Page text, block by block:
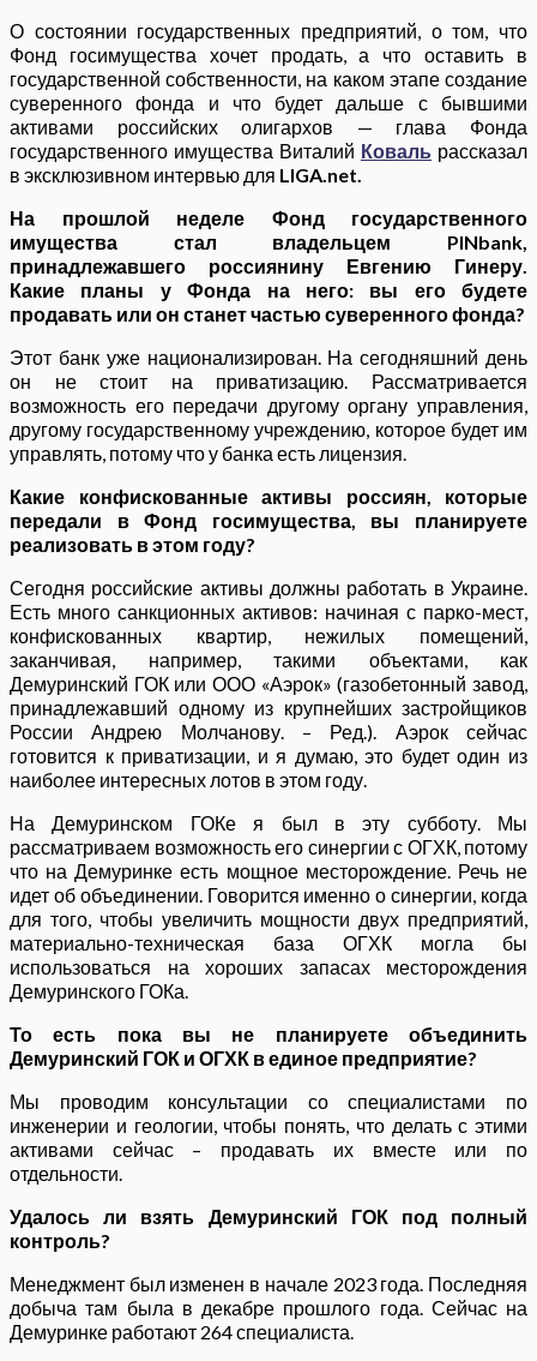
О состоянии государственных предприятий, о том, что
Фонд госимущества хочет продать, а что оставить в
государственной собственности, на каком этапе создание
суверенного фонда и что будет дальше с бывшими
активами российских олигархов — глава Фонда
государственного имущества Виталий Коваль рассказал
в эксклюзивном интервью для LIGA.net.
На прошлой неделе Фонд государственного
имущества стал владельцем PINbank,
принадлежавшего россиянину Евгению Гинеру.
Какие планы у Фонда на него: вы его будете
продавать или он станет частью суверенного фонда?
Этот банк уже национализирован. На сегодняшний день
он не стоит на приватизацию. Рассматривается
возможность его передачи другому органу управления,
другому государственному учреждению, которое будет им
управлять, потому что у банка есть лицензия.
Какие конфискованные активы россиян, которые
передали в Фонд госимущества, вы планируете
реализовать в этом году?
Сегодня российские активы должны работать в Украине.
Есть много санкционных активов: начиная с парко-мест,
конфискованных квартир, нежилых помещений,
заканчивая, например, такими объектами, как
Демуринский ГОК или ООО «Аэрок» (газобетонный завод,
принадлежавший одному из крупнейших застройщиков
России Андрею Молчанову. – Ред.). Аэрок сейчас
готовится к приватизации, и я думаю, это будет один из
наиболее интересных лотов в этом году.
На Демуринском ГОКе я был в эту субботу. Мы
рассматриваем возможность его синергии с ОГХК, потому
что на Демуринке есть мощное месторождение. Речь не
идет об объединении. Говорится именно о синергии, когда
для того, чтобы увеличить мощности двух предприятий,
материально-техническая база ОГХК могла бы
использоваться на хороших запасах месторождения
Демуринского ГОКа.
То есть пока вы не планируете объединить
Демуринский ГОК и ОГХК в единое предприятие?
Мы проводим консультации со специалистами по
инженерии и геологии, чтобы понять, что делать с этими
активами сейчас – продавать их вместе или по
отдельности.
Удалось ли взять Демуринский ГОК под полный
контроль?
Менеджмент был изменен в начале 2023 года. Последняя
добыча там была в декабре прошлого года. Сейчас на
Демуринке работают 264 специалиста.